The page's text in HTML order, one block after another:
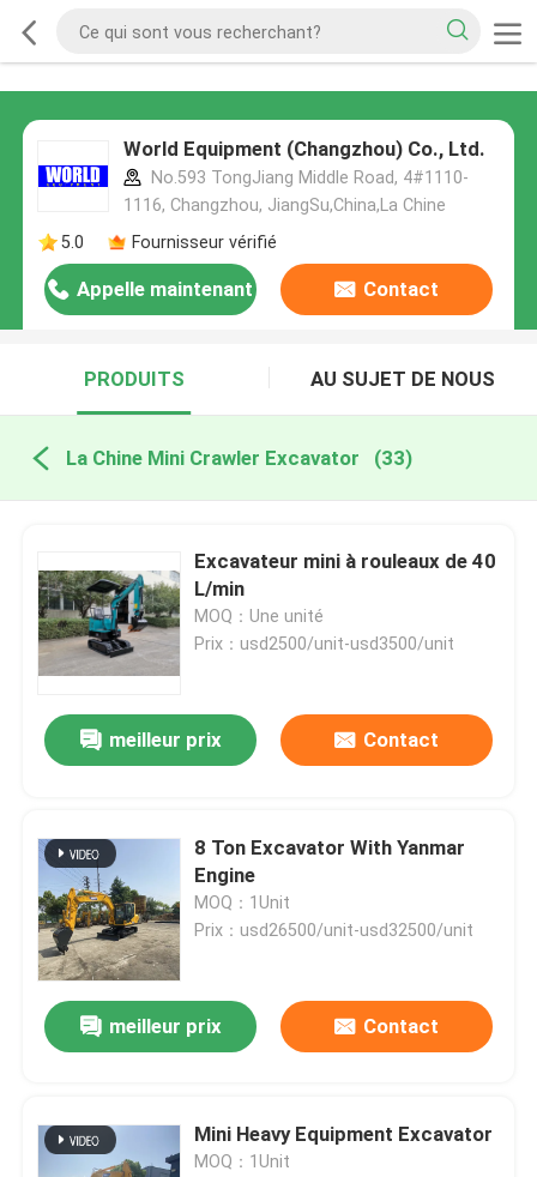
World Equipment (Changzhou) Co., Ltd.
No.593 TongJiang Middle Road, 4#1110-
1116, Changzhou, JiangSu,China,La Chine
5.0
Fournisseur vérifié
Appelle maintenant Contact
PRODUITS AU SUJET DE NOUS
La Chine Mini Crawler Excavator (33)
Excavateur mini à rouleaux de 40
L/min
MOQ：Une unité
Prix：usd2500/unit-usd3500/unit
meilleur prix Contact
8 Ton Excavator With Yanmar
Engine
MOQ：1Unit
Prix：usd26500/unit-usd32500/unit
meilleur prix Contact
Mini Heavy Equipment Excavator
MOQ：1Unit